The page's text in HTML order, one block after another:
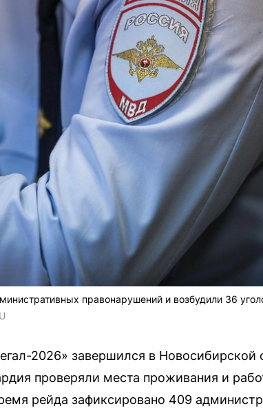
правонарушений и возбудили 36
2026» завершился в Новосибирской
проверяли места проживания и
рейда зафиксировано 409